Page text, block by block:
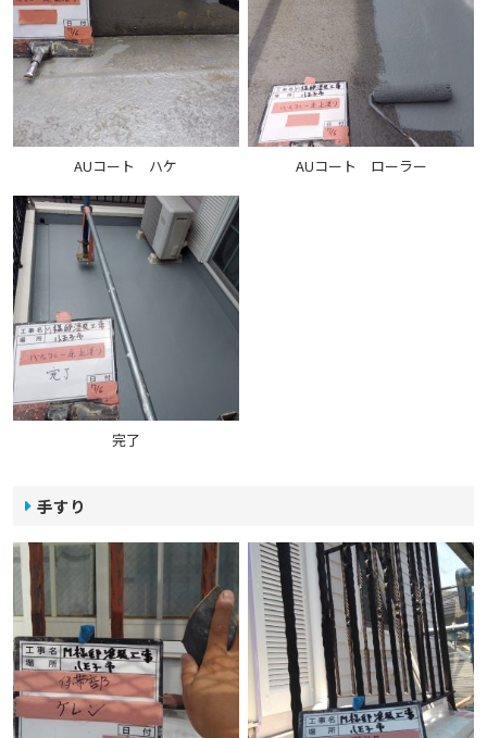
AUコート ハケ AUコート ローラー
完了
手すり